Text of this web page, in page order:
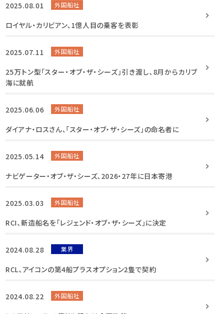
2025.08.01 外国船社
ロイヤル・カリビアン、1億人目の乗客を表彰
2025.07.11 外国船社
25万トン型「スター・オブ・ザ・シーズ」引き渡し、8月からカリブ
海に就航
2025.06.06 外国船社
ダイアナ・ロスさん、「スター・オブ・ザ・シーズ」の命名者に
2025.05.14 外国船社
ナビゲーター・オブ・ザ・シーズ、2026・27年に日本寄港
2025.03.03 外国船社
RCI、新造船名を「レジェンド・オブ・ザ・シーズ」に決定
2024.08.28 業界
RCL、アイコンの第4船プラスオプション2隻で契約
2024.08.22 外国船社